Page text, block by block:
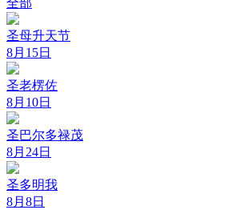
全部
圣母升天节
8月15日
圣老楞佐
8月10日
圣巴尔多禄茂
8月24日
圣多明我
8月8日